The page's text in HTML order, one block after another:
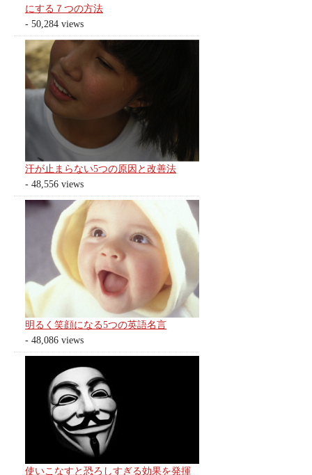
にする７つの方法
- 50,284 views
汗が止まらない5つの原因と改善法
- 48,556 views
明るく笑顔になる5つの英語名言
- 48,086 views
使いこなすと恐ろしすぎる効果を発揮